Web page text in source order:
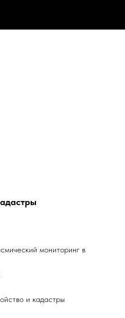
мониторинг в
и кадастры